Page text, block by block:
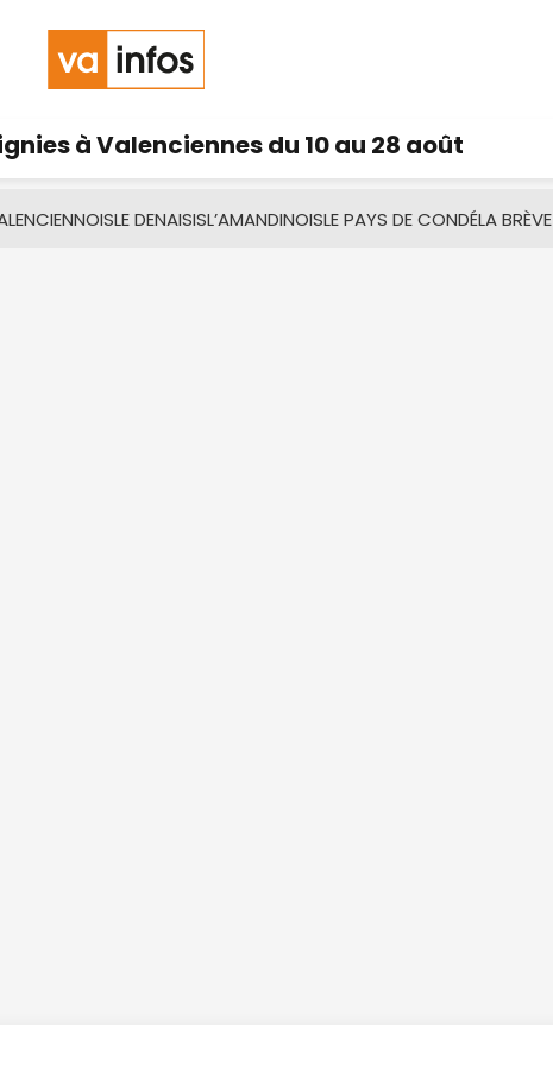
à Valenciennes du 10 au 28 août
LE DENAISISL’AMANDINOISLE PAYS DE CONDÉLA BRÈVE